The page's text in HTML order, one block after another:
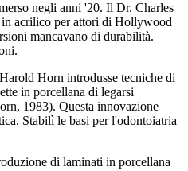
negli anni '20. Il Dr. Charles
in acrilico per attori di Hollywood
mancavano di durabilità.
Horn introdusse tecniche di
in porcellana di legarsi
1983). Questa innovazione
Stabilì le basi per l'odontoiatria
di laminati in porcellana